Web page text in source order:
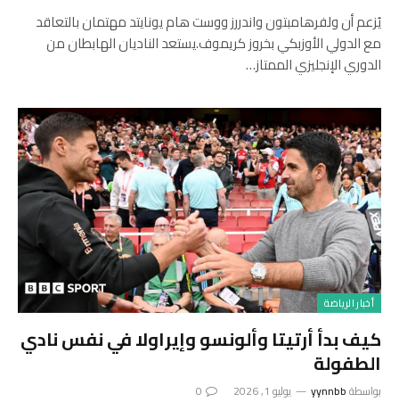
يُزعم أن ولفرهامبتون واندررز ووست هام يونايتد مهتمان بالتعاقد
مع الدولي الأوزبكي بخروز كريموف.يستعد الناديان الهابطان من
الدوري الإنجليزي الممتاز…
أخبار الرياضة
كيف بدأ أرتيتا وألونسو وإيراولا في نفس نادي
الطفولة
بواسطةyynnbb يوليو 1, 2026 0